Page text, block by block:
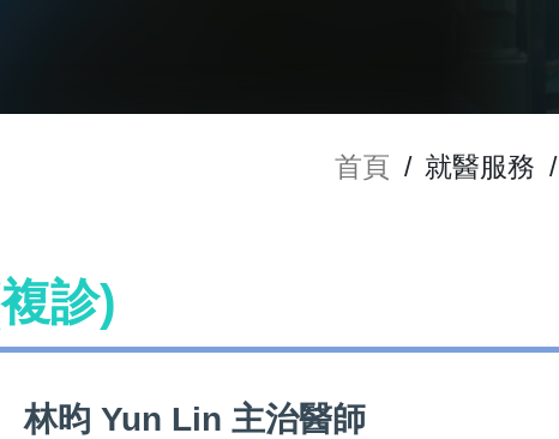
首頁 / 就醫服務 /
診)
林昀 Yun Lin 主治醫師